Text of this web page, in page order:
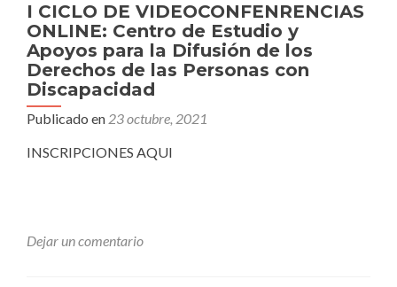
I CICLO DE VIDEOCONFENRENCIAS
ONLINE: Centro de Estudio y
Apoyos para la Difusión de los
Derechos de las Personas con
Discapacidad
Publicado en 23 octubre, 2021
INSCRIPCIONES AQUI
Dejar un comentario